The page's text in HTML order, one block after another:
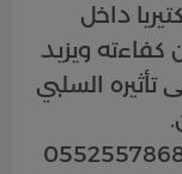
داخل
كفاءته ويزيد
تأثيره السلبي
في شركة تنظيف فلل بالخرج 0552557868